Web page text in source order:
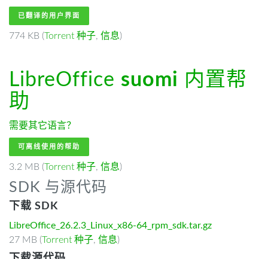
已翻译的用户界面
774 KB (Torrent 种子, 信息)
LibreOffice suomi 内置帮
助
需要其它语言？
可离线使用的帮助
3.2 MB (Torrent 种子, 信息)
SDK 与源代码
下载 SDK
LibreOffice_26.2.3_Linux_x86-64_rpm_sdk.tar.gz
27 MB (Torrent 种子, 信息)